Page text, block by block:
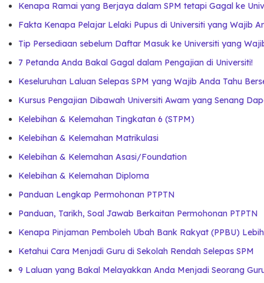
Kenapa Ramai yang Berjaya dalam SPM tetapi Gagal ke
Fakta Kenapa Pelajar Lelaki Pupus di Universiti yang Wajib
Tip Persediaan sebelum Daftar Masuk ke Universiti yang
7 Petanda Anda Bakal Gagal dalam Pengajian di Universiti!
Keseluruhan Laluan Selepas SPM yang Wajib Anda Tahu
Kursus Pengajian Dibawah Universiti Awam yang Senang
Kelebihan & Kelemahan Tingkatan 6 (STPM)
Kelebihan & Kelemahan Matrikulasi
Kelebihan & Kelemahan Asasi/Foundation
Kelebihan & Kelemahan Diploma
Panduan Lengkap Permohonan PTPTN
Panduan, Tarikh, Soal Jawab Berkaitan Permohonan PTPTN
Kenapa Pinjaman Pemboleh Ubah Bank Rakyat (PPBU)
Ketahui Cara Menjadi Guru di Sekolah Rendah Selepas SPM
9 Laluan yang Bakal Melayakkan Anda Menjadi Seorang